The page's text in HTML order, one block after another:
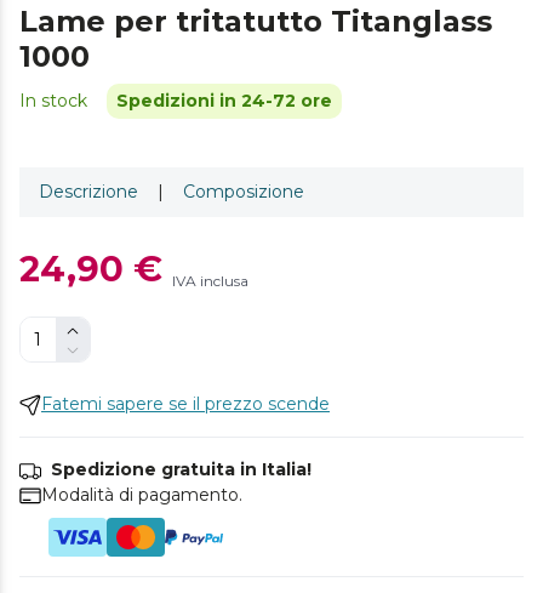
Lame per tritatutto Titanglass
1000
In stock Spedizioni in 24-72 ore
Descrizione | Composizione
24,90 € IVA inclusa
Fatemi sapere se il prezzo scende
Spedizione gratuita in Italia!
Modalità di pagamento.